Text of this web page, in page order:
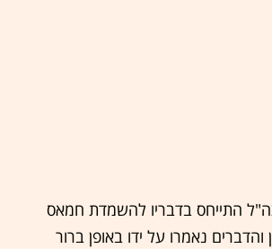
התייחס בדבריו להשמדת חמאס
והדברים נאמרו על ידו באופן ברור